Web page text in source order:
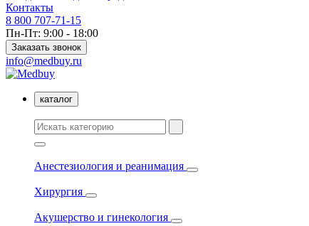
Контакты
8 800 707-71-15
Пн-Пт: 9:00 - 18:00
Заказать звонок
info@medbuy.ru
каталог
Анестезиология и реанимация
Хирургия
Акушерство и гинекология